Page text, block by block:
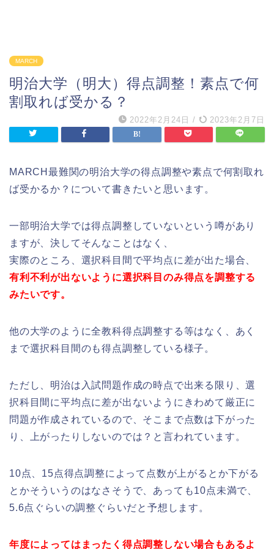
MARCH
明治大学（明大）得点調整！素点で何
割取れば受かる？
2022年2月24日 / 2023年2月7日
MARCH最難関の明治大学の得点調整や素点で何割取れ
ば受かるか？について書きたいと思います。
一部明治大学では得点調整していないという噂があり
ますが、決してそんなことはなく、
実際のところ、選択科目間で平均点に差が出た場合、
有利不利が出ないように選択科目のみ得点を調整する
みたいです。
他の大学のように全教科得点調整する等はなく、あく
まで選択科目間のも得点調整している様子。
ただし、明治は入試問題作成の時点で出来る限り、選
択科目間に平均点に差が出ないようにきわめて厳正に
問題が作成されているので、そこまで点数は下がった
り、上がったりしないのでは？と言われています。
10点、15点得点調整によって点数が上がるとか下がる
とかそういうのはなさそうで、あっても10点未満で、
5.6点ぐらいの調整ぐらいだと予想します。
年度によってはまったく得点調整しない場合もあるよ